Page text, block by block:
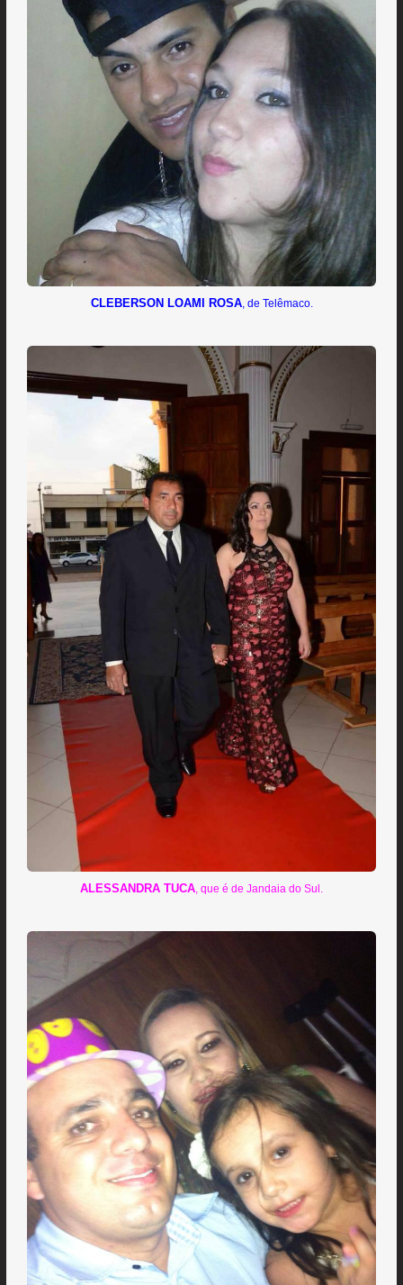
CLEBERSON LOAMI ROSA, de Telêmaco.
ALESSANDRA TUCA, que é de Jandaia do Sul.